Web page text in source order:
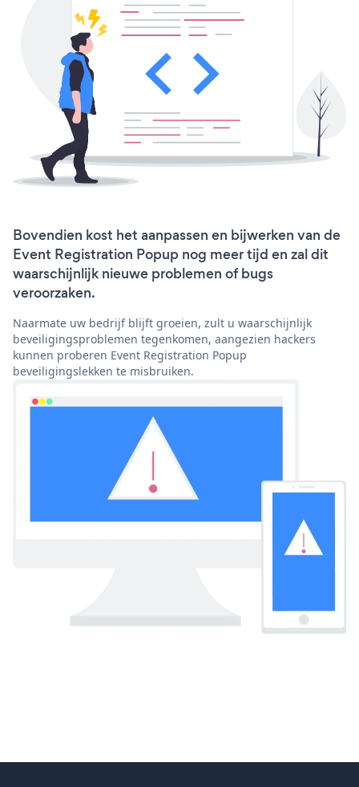
Bovendien kost het aanpassen en bijwerken van de
Event Registration Popup nog meer tijd en zal dit
waarschijnlijk nieuwe problemen of bugs
veroorzaken.
Naarmate uw bedrijf blijft groeien, zult u waarschijnlijk
beveiligingsproblemen tegenkomen, aangezien hackers
kunnen proberen Event Registration Popup
beveiligingslekken te misbruiken.